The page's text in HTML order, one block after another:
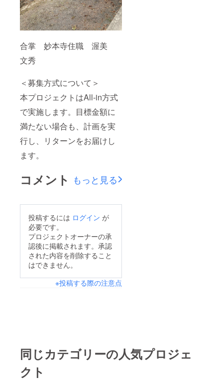
合掌 妙本寺住職 渥美
文秀
＜募集方式について＞
本プロジェクトはAll-in方式
で実施します。目標金額に
満たない場合も、計画を実
行し、リターンをお届けし
ます。
コメント もっと見る
投稿するには ログイン が
必要です。
プロジェクトオーナーの承
認後に掲載されます。承認
された内容を削除すること
はできません。
※投稿する際の注意点
同じカテゴリーの人気プロジェ
クト